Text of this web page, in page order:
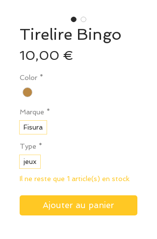
Tirelire Bingo
10,00 €
Color *
Marque *
Fisura
Type *
jeux
Il ne reste que 1 article(s) en stock
Ajouter au panier